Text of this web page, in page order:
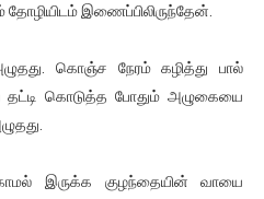
தோழியிடம் இணைப்பிலிருந்தேன்.
கொஞ்ச நேரம் கழித்து பால்
கொடுத்த போதும் அழுகையை
இருக்க குழந்தையின் வாயை